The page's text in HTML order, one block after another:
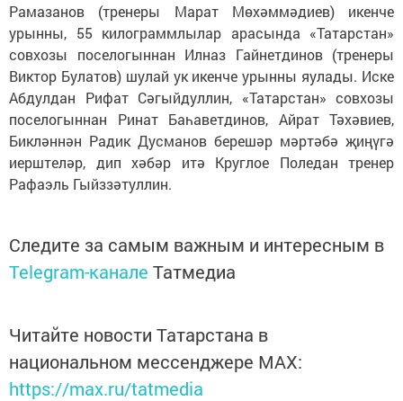
Рамазанов (тренеры Марат Мөхәммәдиев) икенче
урынны, 55 килограммлылар арасында «Татарстан»
совхозы поселогыннан Илназ Гайнетдинов (тренеры
Виктор Булатов) шулай ук икенче урынны яулады. Иске
Абдулдан Рифат Сәгыйдуллин, «Татарстан» совхозы
поселогыннан Ринат Баһаветдинов, Айрат Тәхәвиев,
Бикләннән Радик Дусманов берешәр мәртәбә җиңүгә
иерштеләр, дип хәбәр итә Круглое Поледан тренер
Рафаэль Гыйззәтуллин.
Следите за самым важным и интересным в
Telegram-канале Татмедиа
Читайте новости Татарстана в
национальном мессенджере MАХ:
https://max.ru/tatmedia